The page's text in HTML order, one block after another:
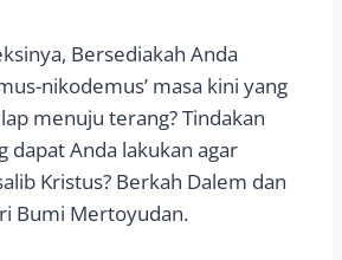
Bersediakah Anda
nikodemus’ masa kini yang
menuju terang? Tindakan
dapat Anda lakukan agar
Kristus? Berkah Dalem dan
Bumi Mertoyudan.